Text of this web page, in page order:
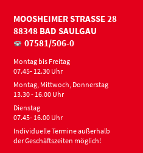
MOOSHEIMER STRASSE 28
88348 BAD SAULGAU
07581/506-0
Montag bis Freitag
07.45- 12.30 Uhr
Montag, Mittwoch, Donnerstag
13.30 - 16.00 Uhr
Dienstag
07.45- 16.00 Uhr
Individuelle Termine außerhalb
der Geschäftszeiten möglich!